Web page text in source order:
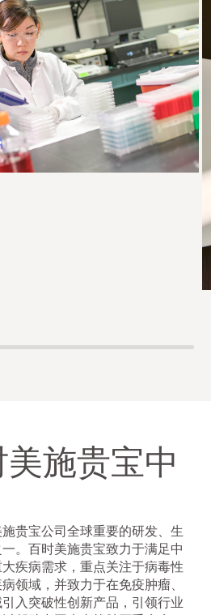
施贵宝中
贵宝公司全球重要的研发、生
。百时美施贵宝致力于满足中
疾病需求，重点关注于病毒性
领域，并致力于在免疫肿瘤、
入突破性创新产品，引领行业